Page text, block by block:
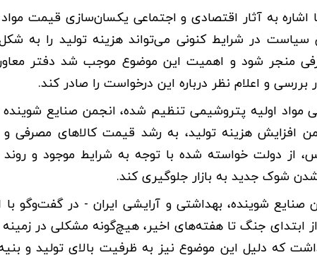
اشاره به آثار اقتصادی و اجتماعی یکسان‌سازی قیمت مواد
سیاست در شرایط کنونی می‌تواند هزینه تولید را به
منجر شود و اهمیت این موضوع موجب شد دفتر
و اعلام نظر درباره این درخواست را صادر کند.
مواد اولیه پتروشیمی تنظیم شده، انجمن صنایع شوینده
افزایش هزینه تولید، به رشد قیمت کالا‌های مصرفی و
از دولت خواسته شده با توجه به شرایط موجود و روند
شوک جدید به بازار جلوگیری کند.
شوینده، بهداشتی و آرایشی ایران - در گفت‌و‌گو با
ابتدای جنگ تا هفته‌های اخیر، هیچ‌گونه مشکلی در زمینه
که دلیل این موضوع نیز به ظرفیت بالای تولید و